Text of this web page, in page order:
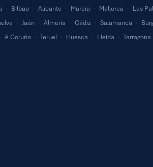
· Bilbao · Alicante · Murcia · Mallorca · Las
· Jaén · Almería · Cádiz · Salamanca ·
· A Coruña · Teruel · Huesca · Lleida · Tarragona